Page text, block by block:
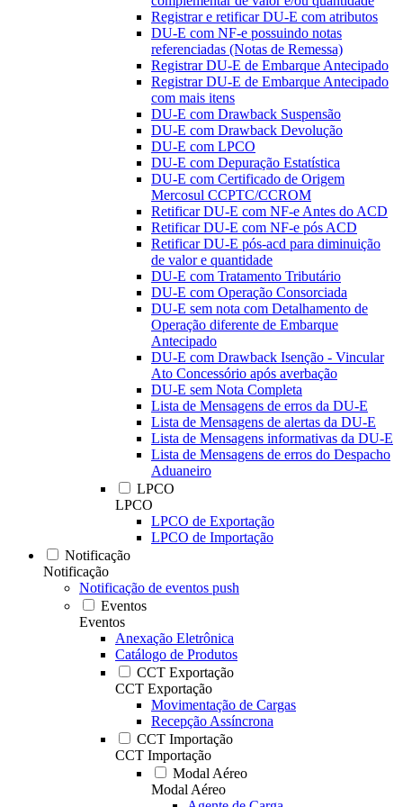
Registrar e retificar DU-E com atributos
DU-E com NF-e possuindo notas
referenciadas (Notas de Remessa)
Registrar DU-E de Embarque Antecipado
Registrar DU-E de Embarque Antecipado
com mais itens
DU-E com Drawback Suspensão
DU-E com Drawback Devolução
DU-E com LPCO
DU-E com Depuração Estatística
DU-E com Certificado de Origem
Mercosul CCPTC/CCROM
Retificar DU-E com NF-e Antes do ACD
Retificar DU-E com NF-e pós ACD
Retificar DU-E pós-acd para diminuição
de valor e quantidade
DU-E com Tratamento Tributário
DU-E com Operação Consorciada
DU-E sem nota com Detalhamento de
Operação diferente de Embarque
Antecipado
DU-E com Drawback Isenção - Vincular
Ato Concessório após averbação
DU-E sem Nota Completa
Lista de Mensagens de erros da DU-E
Lista de Mensagens de alertas da DU-E
Lista de Mensagens informativas da DU-E
Lista de Mensagens de erros do Despacho
Aduaneiro
LPCO
LPCO
LPCO de Exportação
LPCO de Importação
Notificação
Notificação
Notificação de eventos push
Eventos
Eventos
Anexação Eletrônica
Catálogo de Produtos
CCT Exportação
CCT Exportação
Movimentação de Cargas
Recepção Assíncrona
CCT Importação
CCT Importação
Modal Aéreo
Modal Aéreo